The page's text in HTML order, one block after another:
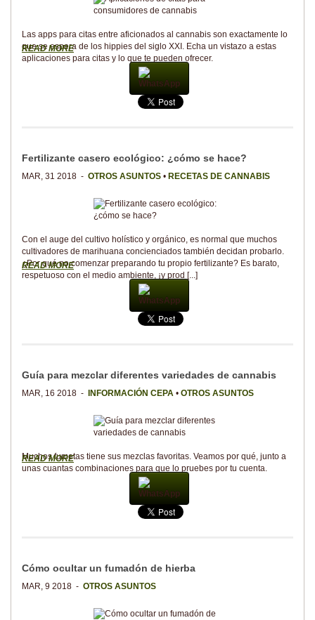
Las apps para citas entre aficionados al cannabis son exactamente lo
que se espera de los hippies del siglo XXI. Echa un vistazo a estas
aplicaciones para citas y lo que te pueden ofrecer.
READ MORE
WhatsApp
Fertilizante casero ecológico: ¿cómo se hace?
MAR, 31 2018 - OTROS ASUNTOS • RECETAS DE CANNABIS
Con el auge del cultivo holístico y orgánico, es normal que muchos
cultivadores de marihuana concienciados también decidan probarlo.
¿Por qué no comenzar preparando tu propio fertilizante? Es barato,
respetuoso con el medio ambiente, ¡y prod [...]
READ MORE
WhatsApp
Guía para mezclar diferentes variedades de cannabis
MAR, 16 2018 - INFORMACIÓN CEPA • OTROS ASUNTOS
Muchos fumetas tiene sus mezclas favoritas. Veamos por qué, junto a
unas cuantas combinaciones para que lo pruebes por tu cuenta.
READ MORE
WhatsApp
Cómo ocultar un fumadón de hierba
MAR, 9 2018 - OTROS ASUNTOS